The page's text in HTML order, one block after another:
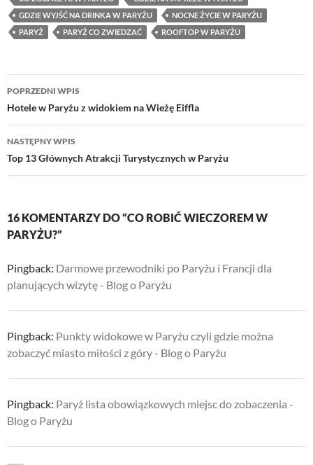
GDZIE WYJŚĆ NA DRINKA W PARYŻU
NOCNE ŻYCIE W PARYŻU
PARYŻ
PARYŻ CO ZWIEDZAĆ ROOFTOP W PARYŻU
Nawigacja
wpisu
POPRZEDNI WPIS
Hotele w Paryżu z widokiem na Wieżę Eiffla
NASTĘPNY WPIS
Top 13 Głównych Atrakcji Turystycznych w Paryżu
16 KOMENTARZY DO “CO ROBIĆ WIECZOREM W
PARYŻU?”
Pingback: Darmowe przewodniki po Paryżu i Francji dla
planujących wizytę - Blog o Paryżu
Pingback: Punkty widokowe w Paryżu czyli gdzie można
zobaczyć miasto miłości z góry - Blog o Paryżu
Pingback: Paryż lista obowiązkowych miejsc do zobaczenia -
Blog o Paryżu